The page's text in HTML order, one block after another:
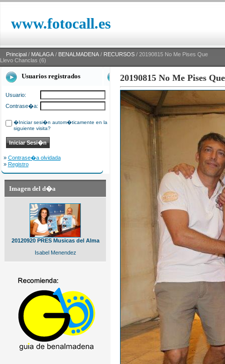
www.fotocall.es
Principal / MALAGA / BENALMADENA / RECURSOS / 20190815 No Me Pises Que
Llevo Chanclas (6)
Usuarios registrados
Usuario:
Contrase�a:
�Iniciar sesi�n autom�ticamente en la
siguiente visita?
» Contrase�a olvidada
» Registro
Imagen del d�a
20120920 PRES Musicas del Alma
Isabel Menendez
20190815 No Me Pises